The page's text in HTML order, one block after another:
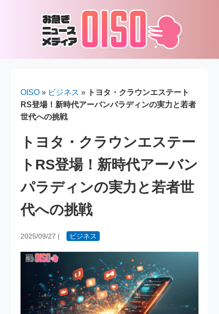
OISO » ビジネス »
トヨタ・クラウンエステート
RS登場！新時代アーバンパラディンの実力と若者
世代への挑戦
トヨタ・クラウンエステー
トRS登場！新時代アーバン
パラディンの実力と若者世
代への挑戦
2025/09/27 | ビジネス